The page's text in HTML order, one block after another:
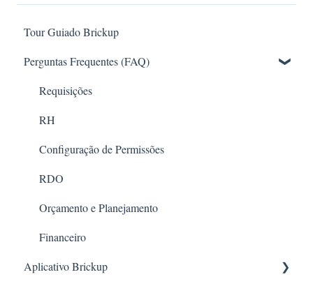
Tour Guiado Brickup
Perguntas Frequentes (FAQ)
Requisições
RH
Configuração de Permissões
RDO
Orçamento e Planejamento
Financeiro
Aplicativo Brickup